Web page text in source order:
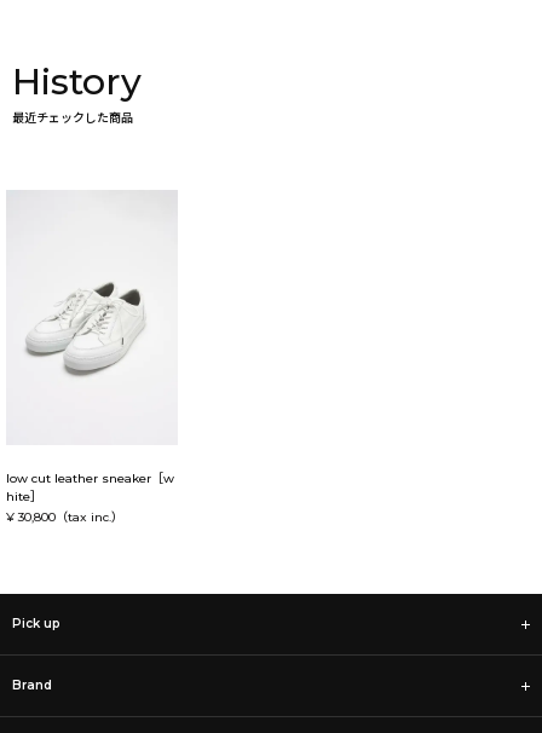
History
最近チェックした商品
low cut leather sneaker［w
hite］
¥ 30,800 （tax inc.）
Pick up
Brand